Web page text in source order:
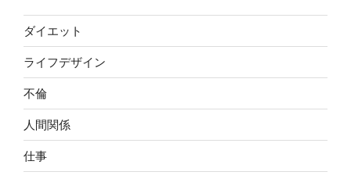
ダイエット
ライフデザイン
不倫
人間関係
仕事